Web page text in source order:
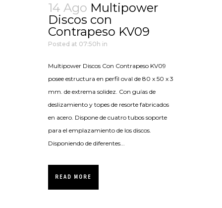
14 Ago Multipower
Discos con
Contrapeso KV09
Posted at 07:50h in
Multipower Discos Con Contrapeso KV09
posee estructura en perfil oval de 80 x 50 x 3
mm. de extrema solidez. Con guías de
deslizamiento y topes de resorte fabricados
en acero. Dispone de cuatro tubos soporte
para el emplazamiento de los discos.
Disponiendo de diferentes...
READ MORE